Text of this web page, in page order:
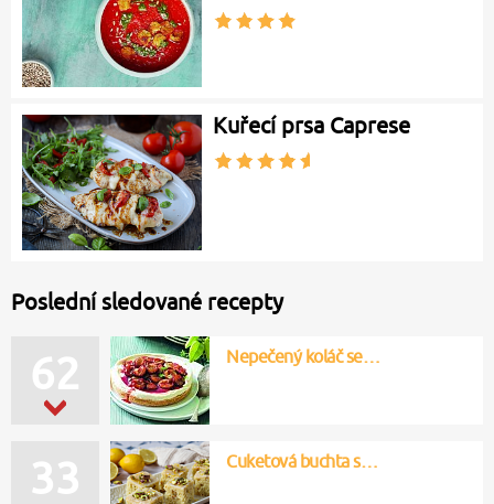
Kuřecí prsa Caprese
Poslední sledované recepty
62 Nepečený koláč se…
33 Cuketová buchta s…